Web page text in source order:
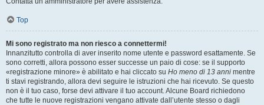
Top
Mi sono registrato ma non riesco a connettermi!
Innanzitutto controlla di aver inserito nome utente e password esattamente. Se
sono corretti, allora possono esser successe un paio di cose: se il supporto
«registrazione minore» è abilitato e hai cliccato su Ho meno di 13 anni mentre
ti stavi registrando, allora devi seguire le istruzioni che hai ricevuto. Se questo
non è il tuo caso, forse devi attivare il tuo account. Alcune Board richiedono
che tutte le nuove registrazioni vengano attivate dall’utente stesso o dagli